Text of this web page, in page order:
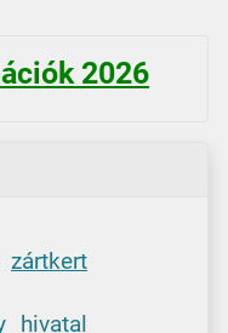
2026
zártkert
hivatal